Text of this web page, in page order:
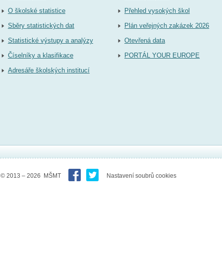
O školské statistice
Sběry statistických dat
Statistické výstupy a analýzy
Číselníky a klasifikace
Adresáře školských institucí
Přehled vysokých škol
Plán veřejných zakázek 2026
Otevřená data
PORTÁL YOUR EUROPE
© 2013 – 2026 MŠMT Nastavení soubrů cookies